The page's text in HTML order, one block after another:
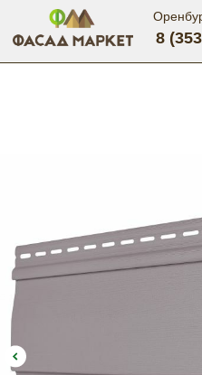
Оренбург, Пл.1 Мая, 4
8 (3532) 54-24-29